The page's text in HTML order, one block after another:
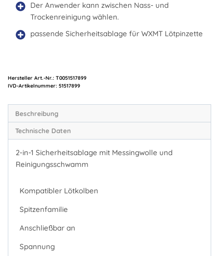
Der Anwender kann zwischen Nass- und
Trockenreinigung wählen.
passende Sicherheitsablage für WXMT Lötpinzette
Hersteller Art.-Nr.: T0051517899
Artikelnummer: 51517899
Beschreibung
Technische Daten
2-in-1 Sicherheitsablage mit Messingwolle und
Reinigungsschwamm
Kompatibler Lötkolben
Spitzenfamilie
Anschließbar an
Spannung